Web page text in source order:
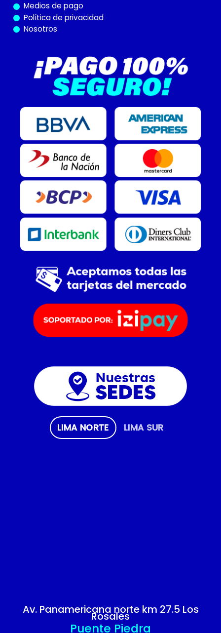
Medios de pago
Política de privacidad
Nosotros
LIMA NORTE LIMA SUR
Av. Panamericana norte km 27.5 Los
Rosales
Puente Piedra